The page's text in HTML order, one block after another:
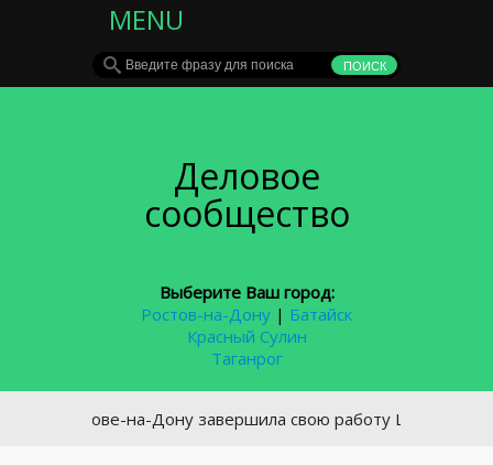
MENU
Деловое
сообщество
Выберите Ваш город:
Ростов-на-Дону | Батайск
Красный Сулин
Таганрог
Ростове-на-Дону завершила свою работу Школа